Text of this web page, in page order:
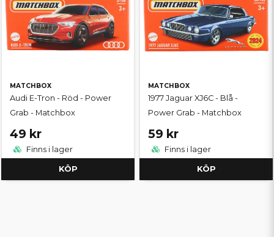
MATCHBOX
Audi E-Tron - Röd - Power
Grab - Matchbox
49 kr
Finns i lager
KÖP
MATCHBOX
1977 Jaguar XJ6C - Blå -
Power Grab - Matchbox
59 kr
Finns i lager
KÖP